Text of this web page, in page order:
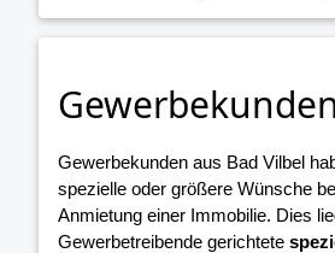
Gewerbekunden aus Bad Vilbel
spezielle oder größere Wünsche
Anmietung einer Immobilie. Dies
Gewerbetreibende gerichtete